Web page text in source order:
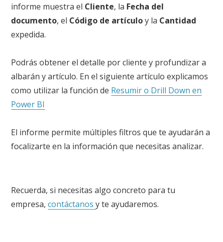
informe muestra el Cliente, la Fecha del
documento, el Código de artículoy la Cantidad
expedida.
Podrás obtener el detalle por cliente y profundizar a
albarán y artículo. En el siguiente artículo explicamos
como utilizar la función de Resumir o Drill Down en
Power BI
El informe permite múltiples filtros que te ayudarán a
focalizarte en la información que necesitas analizar.
Recuerda, si necesitas algo concreto para tu
empresa,contáctanosy te ayudaremos.